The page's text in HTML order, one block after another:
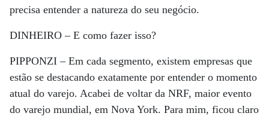
precisa entender a natureza do seu negócio.
DINHEIRO –E como fazer isso?
PIPPONZI –Em cada segmento, existem empresas que
estão se destacando exatamente por entender o momento
atual do varejo. Acabei de voltar da NRF, maior evento
do varejo mundial, em Nova York. Para mim, ficou claro